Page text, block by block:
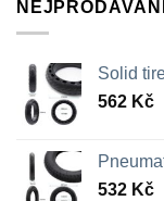
Solid
562 Kč
532 Kč